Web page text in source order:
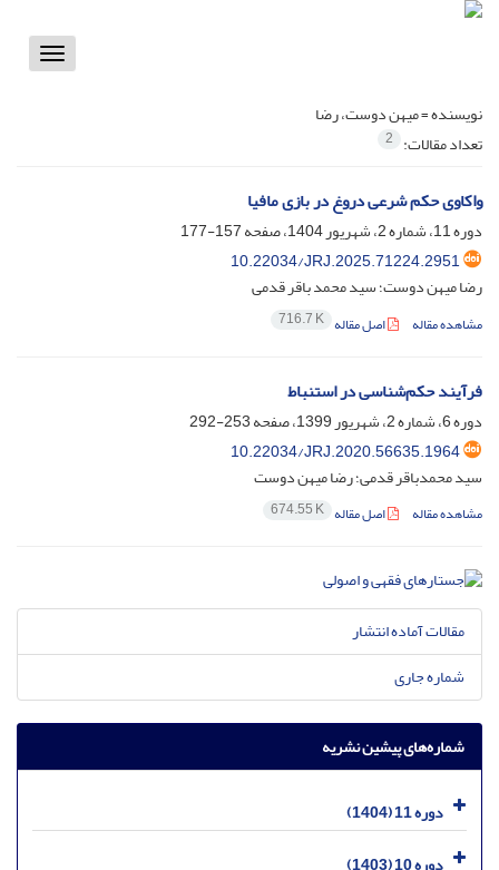
Toggle
نویسنده =میهن دوست، رضا
تعداد مقالات: 2
واکاوی حکم شرعی دروغ در بازی مافیا
دوره 11، شماره 2، شهریور 1404، صفحه
157-177
10.22034/JRJ.2025.71224.2951
رضا میهن دوست؛ سید محمد باقر قدمی
مشاهده مقاله اصل مقاله 716.7 K
فرآیند حکم‌شناسی در استنباط
دوره 6، شماره 2، شهریور 1399، صفحه
253-292
10.22034/JRJ.2020.56635.1964
سید محمدباقر قدمی؛ رضا میهن دوست
مشاهده مقاله اصل مقاله 674.55 K
مقالات آماده انتشار
شماره جاری
شماره‌های پیشین نشریه
دوره 11 (1404)